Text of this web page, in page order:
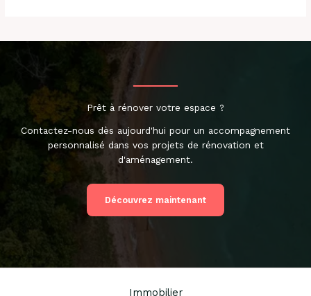
Prêt à rénover votre espace ?
Contactez-nous dès aujourd'hui pour un accompagnement
personnalisé dans vos projets de rénovation et
d'aménagement.
Découvrez maintenant
Immobilier